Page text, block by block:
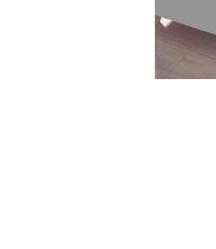
Lenjerii De Pat Bumbac Satinat 2